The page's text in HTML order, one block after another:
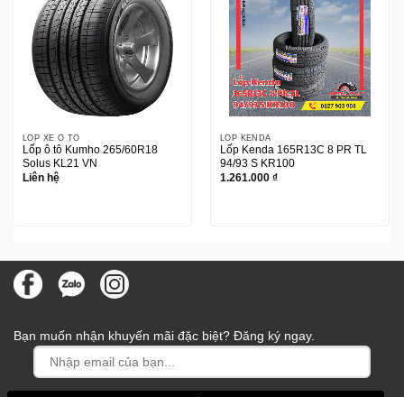
LỐP XE Ô TÔ
Lốp ô tô Kumho 265/60R18
Solus KL21 VN
Liên hệ
LỐP KENDA
Lốp Kenda 165R13C 8 PR TL
94/93 S KR100
1.261.000 ₫
Bạn muốn nhận khuyến mãi đặc biệt? Đăng ký ngay.